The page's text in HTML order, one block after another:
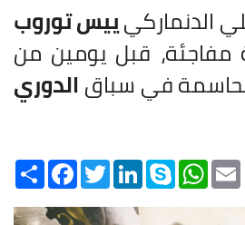
الدنماركيييس توروب
قبل يومين من
في سباقالدوري
Share
FacebookTwitterLinkedInSkype
WhatsAppEmail